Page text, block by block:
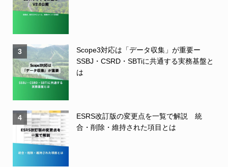
3
Scope3対応は「データ収集」が重要ー
SSBJ・CSRD・SBTiに共通する実務基盤と
は
4
ESRS改訂版の変更点を一覧で解説 統
合・削除・維持された項目とは